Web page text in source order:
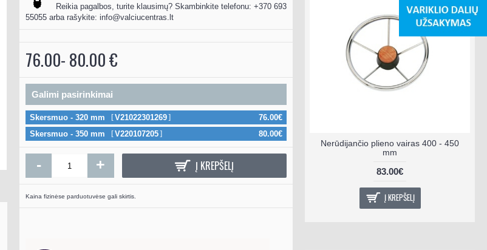
Nerūdijančio plieno vairas 400 - 450
mm
83.00€
Į KREPŠELĮ
Reikia pagalbos, turite klausimų? Skambinkite telefonu: +370 693
55055 arba rašykite: info@valciucentras.lt
76.00- 80.00 €
Galimi pasirinkimai
Skersmuo - 320 mm V21022301269
76.00€
Skersmuo - 350 mm
V220107205 80.00€
- + Į KREPŠELĮ
Kaina fizinėse parduotuvėse gali skirtis.